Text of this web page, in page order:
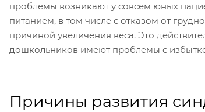
проблемы возникают у совсем юных
питанием, в том числе с отказом от
причиной увеличения веса. Это
дошкольников имеют проблемы с
Причины развития